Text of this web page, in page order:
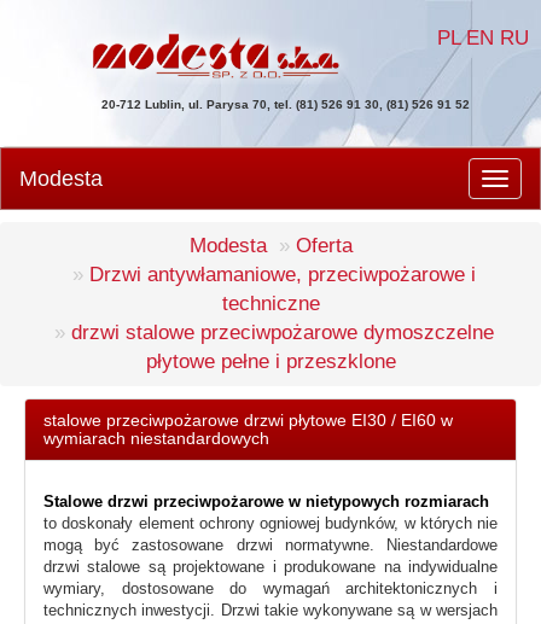
PL EN RU
20-712 Lublin, ul. Parysa 70, tel. (81) 526 91 30, (81) 526 91 52
Modesta
Modesta
Oferta
Drzwi antywłamaniowe, przeciwpożarowe i
techniczne
drzwi stalowe przeciwpożarowe dymoszczelne
płytowe pełne i przeszklone
stalowe przeciwpożarowe drzwi płytowe EI30 / EI60 w
wymiarach niestandardowych
Stalowe drzwi przeciwpożarowe w nietypowych rozmiarach
to doskonały element ochrony ogniowej budynków, w których nie
mogą być zastosowane drzwi normatywne. Niestandardowe
drzwi stalowe są projektowane i produkowane na indywidualne
wymiary, dostosowane do wymagań architektonicznych i
technicznych inwestycji. Drzwi takie wykonywane są w wersjach